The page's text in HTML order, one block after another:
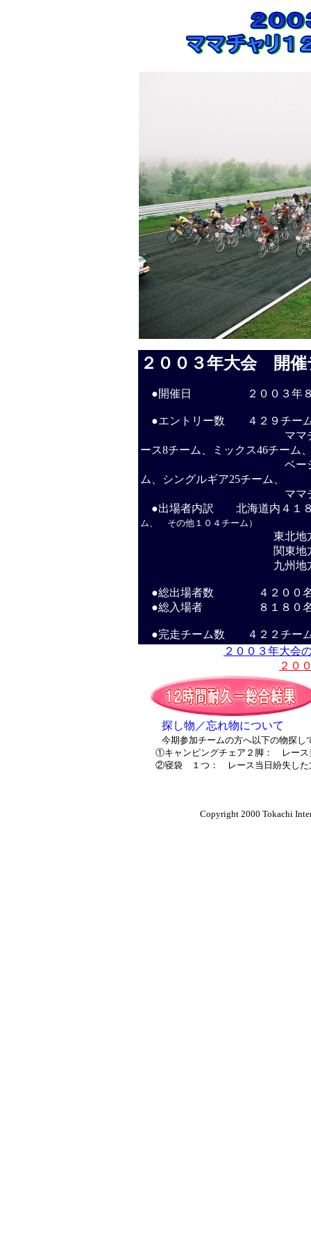
２００３年大会 開催
●開催日 ２００３年８月
●エントリー数 ４２９チー
ママチャリ193チー
ース8チーム、ミックス46チーム
ベーシックママチャ
ム、シングルギア25チーム、
ママチャリ改
●出場者内訳 北海道内４１
ム、 その他１０４チーム）
東北地方 ３
関東地方 ６
九州地方 ２
●総出場者数 ４２００
●総入場者 ８１８０
●完走チーム数 ４２２チー
２００３年大会
２０
探し物／忘れ物について
今期参加チームの方へ以下の物探
①キャンピングチェア２脚： レース当
②寝袋 １つ： レース当日紛失した
Copyright 2000 Tokachi